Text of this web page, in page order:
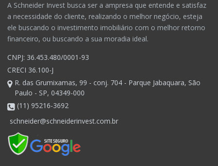
A Schneider Invest busca ser a ampresa que entende e satisfaz
a necessidade do cliente, realizando o melhor negócio, esteja
ele buscando o investimento imobiliário com o melhor retorno
financeiro, ou buscando a sua moradia ideal.
CNPJ: 36.453.480/0001-93
CRECI 36.100-J
R. das Grumixamas, 99 - conj. 704 - Parque Jabaquara, São
Paulo - SP, 04349-000
(11) 95216-3692
schneider@schneiderinvest.com.br